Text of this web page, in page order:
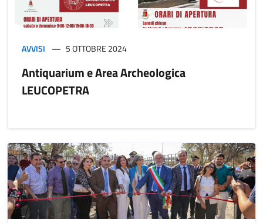
AVVISI 5 OTTOBRE 2024
Antiquarium e Area Archeologica
LEUCOPETRA